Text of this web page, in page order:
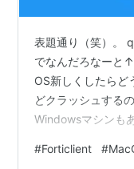
表題通り（笑）。
でなんだろなーと
OS新しくしたらど
どクラッシュする
Windowsマシンも
アプリをMacOSX
#Forticlient #